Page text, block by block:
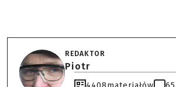
REDAKTOR
Piotr